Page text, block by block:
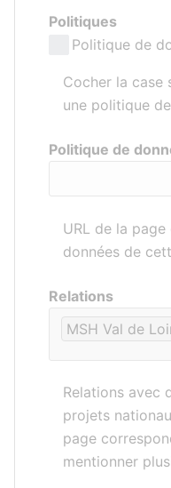
Politiques
Politique de
Cocher la case
une politique
Politique de
URL de la
données de
Relations
MSH Val de
Relations avec
projets
page
mentionner